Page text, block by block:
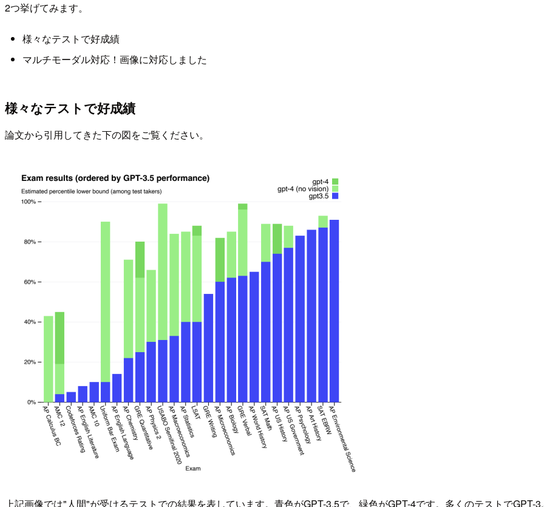
2つ挙げてみます。
様々なテストで好成績
マルチモーダル対応！画像に対応しました
様々なテストで好成績
論文から引用してきた下の図をご覧ください。
上記画像では"人間"が受けるテストでの結果を表しています。青色がGPT-3.5で、緑色がGPT-4です。多くのテストで